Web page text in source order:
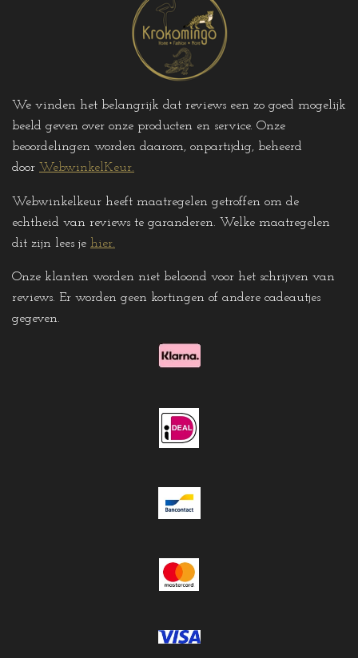
We vinden het belangrijk dat reviews een zo goed mogelijk
beeld geven over onze producten en service. Onze
beoordelingen worden daarom, onpartijdig, beheerd
door WebwinkelKeur.
Webwinkelkeur heeft maatregelen getroffen om de
echtheid van reviews te garanderen. Welke maatregelen
dit zijn lees je hier.
Onze klanten worden niet beloond voor het schrijven van
reviews. Er worden geen kortingen of andere cadeautjes
gegeven.